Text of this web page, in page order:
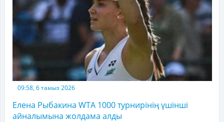
09:58, 6 тамыз 2026
Елена Рыбакина WTA 1000 турнирінің үшінші
айналымына жолдама алды